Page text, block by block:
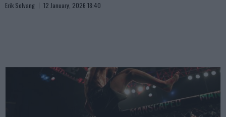
Erik Solvang 12 January, 2026 18:40